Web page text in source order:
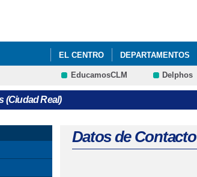
EL CENTRO DEPARTAMENTOS
EducamosCLM Delphos
(Ciudad Real)
Datos de Contacto